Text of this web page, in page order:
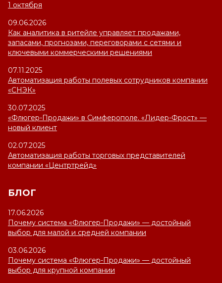
1 октября
09.06.2026
Как аналитика в ритейле управляет продажами,
запасами, прогнозами, переговорами с сетями и
ключевыми коммерческими решениями
07.11.2025
Автоматизация работы полевых сотрудников компании
«СНЭК»
30.07.2025
«Флюгер-Продажи» в Симферополе. «Лидер-Фрост» —
новый клиент
02.07.2025
Автоматизация работы торговых представителей
компании «Центртрейд»
БЛОГ
17.06.2026
Почему система «Флюгер-Продажи» — достойный
выбор для малой и средней компании
03.06.2026
Почему система «Флюгер-Продажи» — достойный
выбор для крупной компании